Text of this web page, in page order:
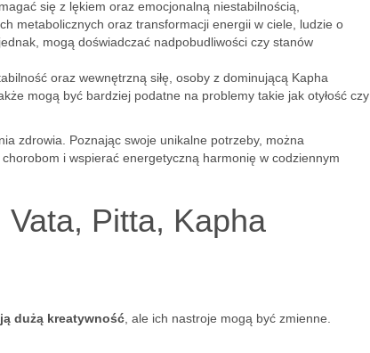
się z lękiem oraz emocjonalną niestabilnością,
metabolicznych oraz transformacji energii w ciele, ludzie o
mogą doświadczać nadpobudliwości czy stanów
oraz wewnętrzną siłę, osoby z dominującą Kapha
mogą być bardziej podatne na problemy takie jak otyłość czy
zdrowia. Poznając swoje unikalne potrzeby, można
i wspierać energetyczną harmonię w codziennym
Pitta, Kapha
dużą kreatywność , ale ich nastroje mogą być zmienne.